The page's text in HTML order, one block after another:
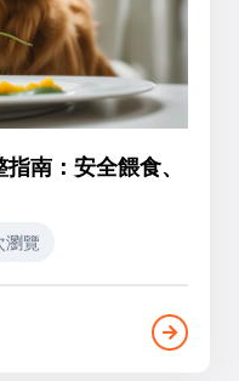
南：安全餵食、
瀏覽